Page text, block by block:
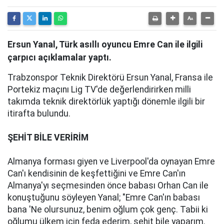
Ersun Yanal, Türk asıllı oyuncu Emre Can ile ilgili
çarpıcı açıklamalar yaptı.
Trabzonspor Teknik Direktörü Ersun Yanal, Fransa ile
Portekiz maçını Lig TV'de değerlendirirken milli
takımda teknik direktörlük yaptığı dönemle ilgili bir
itirafta bulundu.
ŞEHİT BİLE VERİRİM
Almanya forması giyen ve Liverpool'da oynayan Emre
Can'ı kendisinin de keşfettiğini ve Emre Can'ın
Almanya'yı seçmesinden önce babası Orhan Can ile
konuştuğunu söyleyen Yanal; "Emre Can'ın babası
bana 'Ne olursunuz, benim oğlum çok genç. Tabii ki
oğlumu ülkem için feda ederim, şehit bile yaparım.